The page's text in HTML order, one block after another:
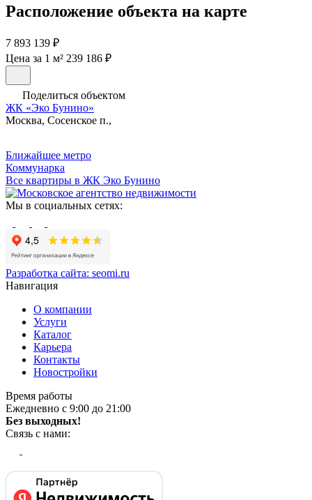
Расположение объекта на карте
7 893 139 ₽
Цена за 1 м² 239 186 ₽
Поделиться объектом
ЖК «Эко Бунино»
Москва, Сосенское п.,
Ближайшее метро
Коммунарка
Все квартиры в ЖК Эко Бунино
Мы в социальных сетях:
Разработка сайта: seomi.ru
Навигация
О компании
Услуги
Каталог
Карьера
Контакты
Новостройки
Время работы
Ежедневно с 9:00 до 21:00
Без выходных!
Связь с нами: